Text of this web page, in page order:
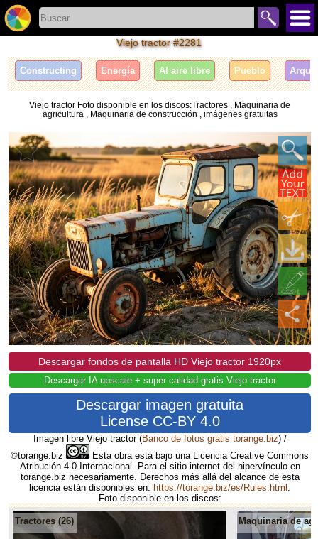
Viejo tractor #2281
Сonstructing Energía Al aire libre Pueblo
Viejo tractor Foto disponible en los discos:Tractores , Maquinaria de
agricultura , Maquinaria de construcción , imágenes gratuitas
Descargar fondos de pantalla HD Viejo tractor 1920px
Descargar IA upscale + super calidad gratis Viejo tractor
Descargar imagen gratuita
License CC-BY 4.0
Imagen libre Viejo tractor (Banco de fotos gratis torange.biz) /
©torange.biz
Esta obra está bajo una Licencia Creative Commons
Atribución 4.0 Internacional. Para el sitio internet del hipervínculo en
torange.biz necesariamente. Derechos más allá del alcance de esta
licencia están disponibles en: https://torange.biz/es/Rules.html
Foto disponible en los discos:
Tractores (26) Maquinaria de